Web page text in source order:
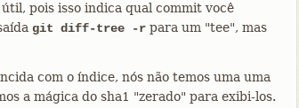
pois isso indica qual commit você
git diff-tree -r para um "tee", mas
com o índice, nós não temos uma uma
a mágica do sha1 "zerado" para exibi-los.